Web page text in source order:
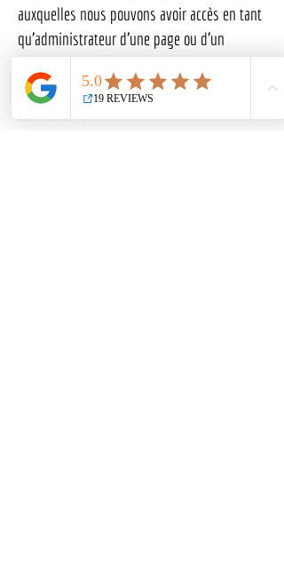
auxquelles nous pouvons avoir accès en tant
qu’administrateur d’une page ou d’un
groupe. La base légale de ce traitement est
notre intérêt légitime en tant que société